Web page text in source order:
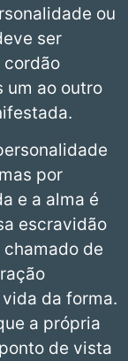
ou
ser
cordão
um ao outro
por
e a alma é
escravidão
de
da forma.
a própria
de vista